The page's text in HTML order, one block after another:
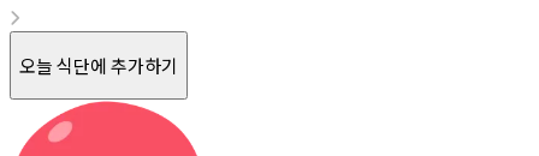
오늘 식단에 추가하기